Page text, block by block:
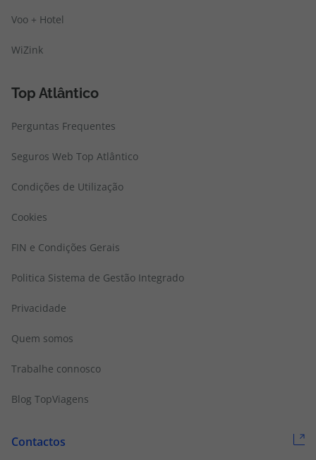
Voo + Hotel
WiZink
Top Atlântico
Perguntas Frequentes
Seguros Web Top Atlântico
Condições de Utilização
Cookies
FIN e Condições Gerais
Politica Sistema de Gestão Integrado
Privacidade
Quem somos
Trabalhe connosco
Blog TopViagens
Contactos